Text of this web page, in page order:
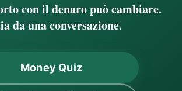
con il denaro può cambiare.
da una conversazione.
Money Quiz